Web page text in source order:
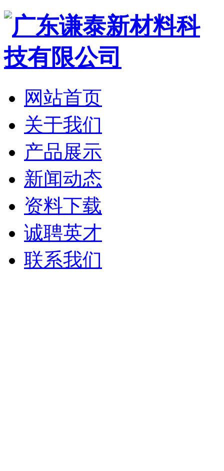
网站首页
关于我们
产品展示
新闻动态
资料下载
诚聘英才
联系我们